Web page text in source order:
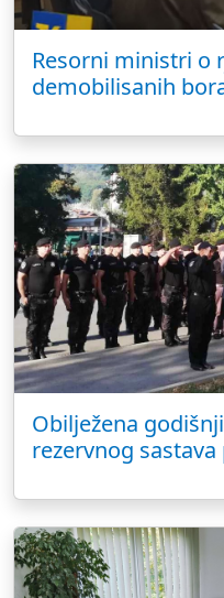
Resorni ministri o
demobilisanih
Obilježena
rezervnog